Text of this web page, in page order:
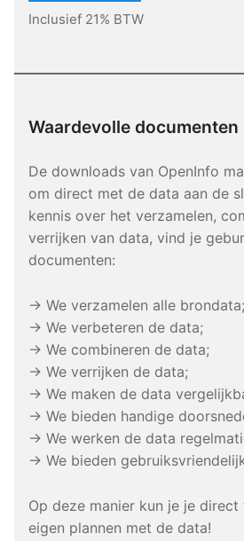
Inclusief 21% BTW
Waardevolle documenten
De downloads van OpenInfo
om direct met de data aan de
kennis over het verzamelen,
verrijken van data, vind je
documenten:
→ We verzamelen alle brondata;
→ We verbeteren de data;
→ We combineren de data;
→ We verrijken de data;
→ We maken de data
→ We bieden handige
→ We werken de data
→ We bieden
Op deze manier kun je je
eigen plannen met de data!